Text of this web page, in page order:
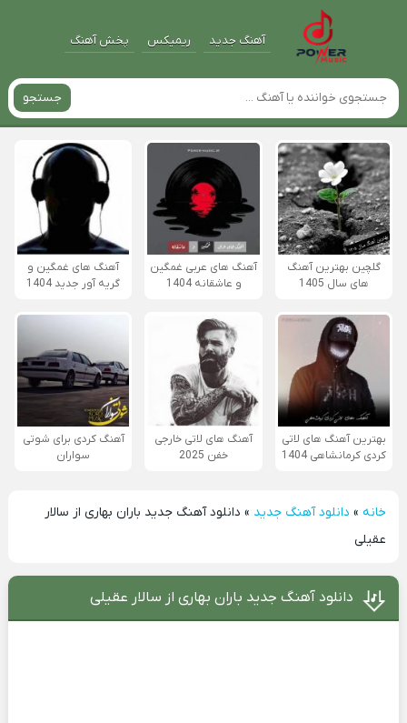
آهنگ جدید ریمیکس پخش آهنگ
جستجو
گلچین بهترین آهنگ
های سال 1405
آهنگ های عربی غمگین
و عاشقانه 1404
آهنگ های غمگین و
گریه آور جدید 1404
بهترین آهنگ های لاتی
کردی کرمانشاهی 1404
آهنگ های لاتی خارجی
خفن 2025
آهنگ کردی برای شوتی
سواران
خانه» دانلود آهنگ جدید » دانلود آهنگ جدید باران بهاری از سالار
عقیلی
دانلود آهنگ جدید باران بهاری از سالار عقیلی